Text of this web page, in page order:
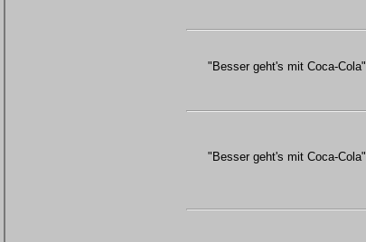
"Besser geht's mit Coca-Cola"
"Besser geht's mit Coca-Cola"